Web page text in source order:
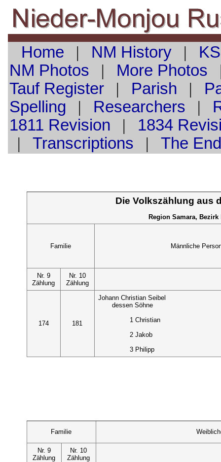
Home | NM History|
NM Photos | More Photos
TaufRegister| Parish |
Spelling | Researchers |
1811 Revision | 1834
| Transcriptions | The End
Die Volkszählung aus
Region Samara,
Familie Männliche
Nr. 9
Zählung
Nr. 10
Zählung
174 181
Johann Christian Seibel
dessen Söhne
1 Christian
2 Jakob
3 Philipp
Familie
Nr. 9
Zählung
Nr. 10
Zählung